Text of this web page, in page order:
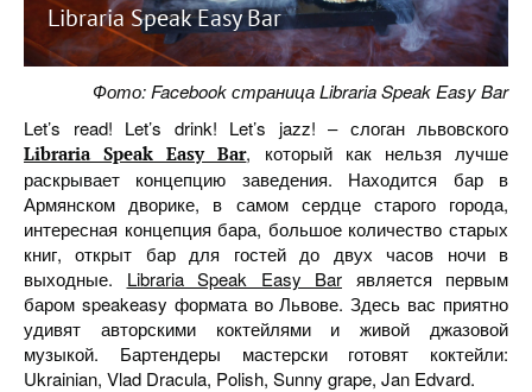
Libraria Speak Easy Bar
Фото: Facebook страница Libraria Speak Easy Bar
Let’s read! Let’s drink! Let’s jazz! – слоган львовского
Libraria Speak Easy Bar, который как нельзя лучше
раскрывает концепцию заведения. Находится бар в
Армянском дворике, в самом сердце старого города,
интересная концепция бара, большое количество старых
книг, открыт бар для гостей до двух часов ночи в
выходные. Libraria Speak Easy Bar является первым
баром speakeasy формата во Львове. Здесь вас приятно
удивят авторскими коктейлями и живой джазовой
музыкой. Бартендеры мастерски готовят коктейли:
Ukrainian, Vlad Dracula, Polish, Sunny grape, Jan Edvard.